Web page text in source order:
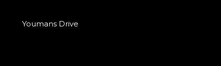
Youmans Drive